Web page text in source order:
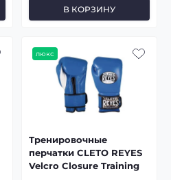
В КОРЗИНУ
люкс
Тренировочные
перчатки CLETO REYES
Velcro Closure Training